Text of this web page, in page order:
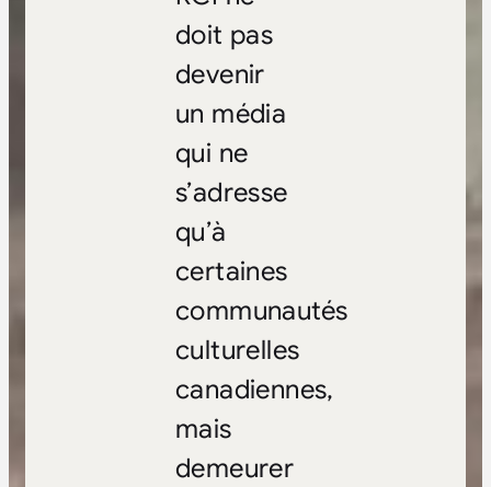
doit pas
devenir
un média
qui ne
s’adresse
qu’à
certaines
communautés
culturelles
canadiennes,
mais
demeurer